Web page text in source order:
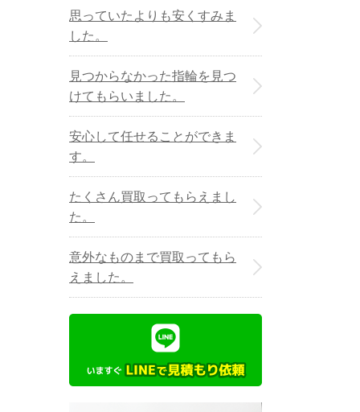
思っていたよりも安くすみま
した。
見つからなかった指輪を見つ
けてもらいました。
安心して任せることができま
す。
たくさん買取ってもらえまし
た。
意外なものまで買取ってもら
えました。